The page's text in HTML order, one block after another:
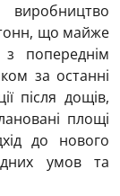
виробництво
тонн, що майже
попереднім
за останні
після дощів,
площі
до нового
умов та